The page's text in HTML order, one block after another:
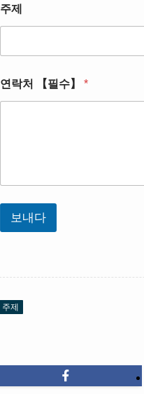
주제
연락처 【필수】 *
보내다
주제